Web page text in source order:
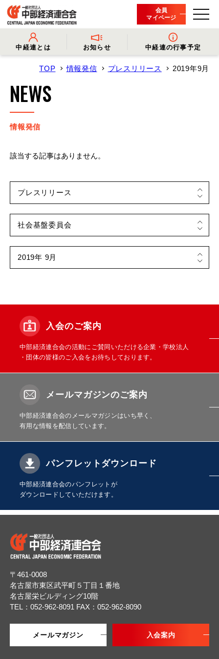
会員
マイページ
中経連とは
- 中経連とは - 会長挨拶
- 役員名簿
- 会員一覧
お知らせ
- 情報発信 - プレスリリース
- 会長コメント
- イベント・セミナー
中経連の行事予定
TOP 情報発信 プレスリリース 2019年9月
NEWS
情報発信
該当する記事はありません。
入会のご案内
中部経済連合会の活動にご賛同いただける企業・学校法人
・団体の皆様のご入会をお待ちしております。
メールマガジンのご案内
中部経済連合会のメールマガジンはいち早く、
有用な情報を配信しています。
パンフレットダウンロード
中部経済連合会のパンフレットが
ダウンロードしていただけます。
〒461-0008
名古屋市東区武平町５丁目１番地
名古屋栄ビルディング10階
TEL：052-962-8091 FAX：052-962-8090
メールマガジン 入会案内